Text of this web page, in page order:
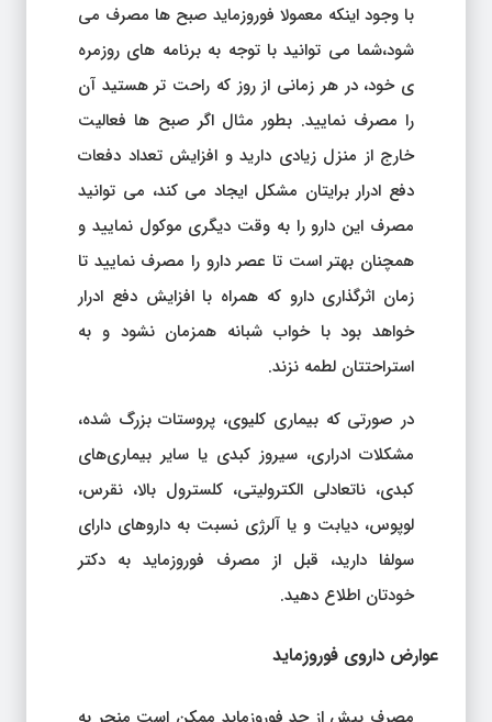
با وجود اینکه معمولا فوروزماید صبح ها مصرف می
شود،شما می توانید با توجه به برنامه های روزمره
ی خود، در هر زمانی از روز که راحت تر هستید آن
را مصرف نمایید. بطور مثال اگر صبح ها فعالیت
خارج از منزل زیادی دارید و افزایش تعداد دفعات
دفع ادرار برایتان مشکل ایجاد می کند، می توانید
مصرف این دارو را به وقت دیگری موکول نمایید و
همچنان بهتر است تا عصر دارو را مصرف نمایید تا
زمان اثرگذاری دارو که همراه با افزایش دفع ادرار
خواهد بود با خواب شبانه همزمان نشود و به
استراحتتان لطمه نزند.
در صورتی که بیماری کلیوی، پروستات بزرگ شده،
مشکلات ادراری، سیروز کبدی یا سایر بیماری‌های
کبدی، ناتعادلی الکترولیتی، کلسترول بالا، نقرس،
لوپوس، دیابت و یا آلرژی نسبت به داروهای دارای
سولفا دارید، قبل از مصرف فوروزماید به دکتر
خودتان اطلاع دهید.
عوارض داروی فوروزماید